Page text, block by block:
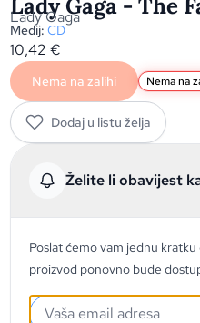
Lady Gaga - The
Lady Gaga
Medij: CD
10,42€
Nema na zalihi Nema na
Dodaj u listu želja
Želite li obavijest
Poslat ćemo vam jednu
proizvod ponovno bude